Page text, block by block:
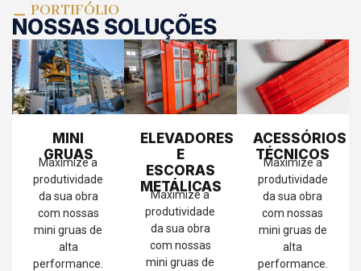
PORTIFÓLIO
NOSSAS SOLUÇÕES
MINI
GRUAS
Maximize a
produtividade
da sua obra
com nossas
mini gruas de
alta
performance.
ELEVADORES
E
ESCORAS
METÁLICAS
Maximize a
produtividade
da sua obra
com nossas
mini gruas de
ACESSÓRIOS
TÉCNICOS
Maximize a
produtividade
da sua obra
com nossas
mini gruas de
alta
performance.